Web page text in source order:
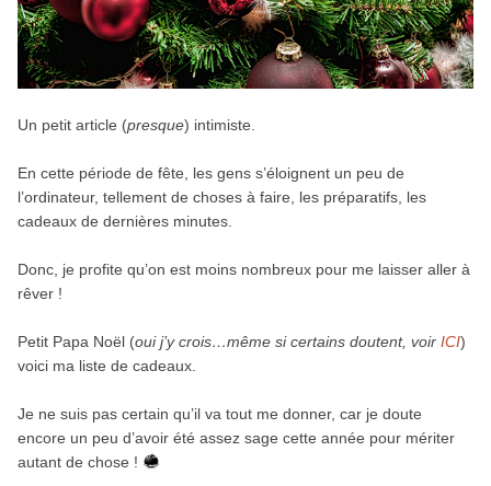
Un petit article (presque) intimiste.
En cette période de fête, les gens s’éloignent un peu de
l’ordinateur, tellement de choses à faire, les préparatifs, les
cadeaux de dernières minutes.
Donc, je profite qu’on est moins nombreux pour me laisser aller à
rêver !
Petit Papa Noël (oui j’y crois…même si certains doutent, voir ICI)
voici ma liste de cadeaux.
Je ne suis pas certain qu’il va tout me donner, car je doute
encore un peu d’avoir été assez sage cette année pour mériter
autant de chose !